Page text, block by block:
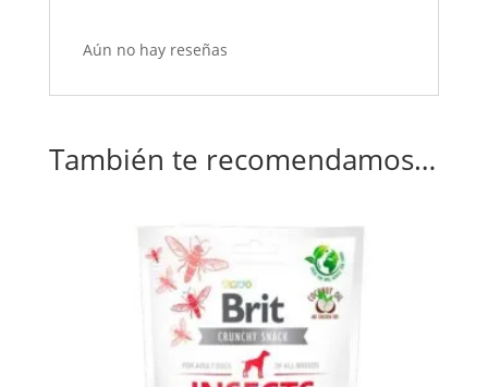
Aún no hay reseñas
También te recomendamos…